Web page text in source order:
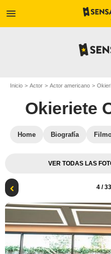
menu
Inicio Actor Actor americano
Okieriete
Home Biografía
VER TODAS LAS
4/